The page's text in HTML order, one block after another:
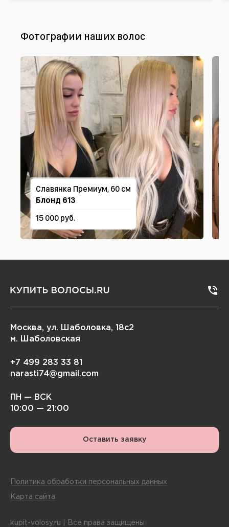
Фотографии наших волос
Славянка Премиум, 60 см
Блонд 613
15 000 руб.
Москва, ул. Шаболовка, 18с2
м. Шаболовская
+7 499 283 33 81
narasti74@gmail.com
ПН — ВСК
10:00 — 21:00
Оставить заявку
Политика обработки персональных данных
Карта сайта
kupit-volosy.ru | Все права защищены